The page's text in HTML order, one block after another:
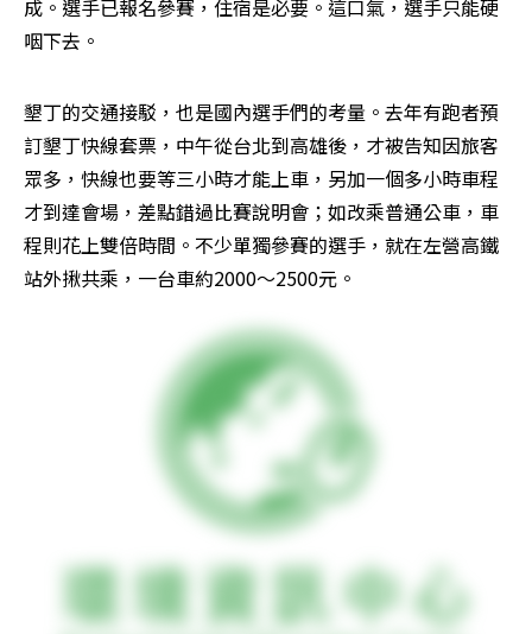
成。選手已報名參賽，住宿是必要。這口氣，選手只能硬
咽下去。
墾丁的交通接駁，也是國內選手們的考量。去年有跑者預
訂墾丁快線套票，中午從台北到高雄後，才被告知因旅客
眾多，快線也要等三小時才能上車，另加一個多小時車程
才到達會場，差點錯過比賽說明會；如改乘普通公車，車
程則花上雙倍時間。不少單獨參賽的選手，就在左營高鐵
站外揪共乘，一台車約2000～2500元。